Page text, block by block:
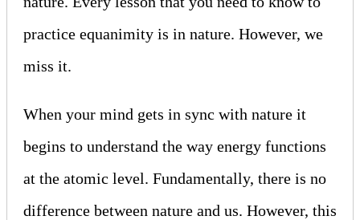
practice equanimity is in nature. However, we
miss it.
When your mind gets in sync with nature it
begins to understand the way energy functions
at the atomic level. Fundamentally, there is no
difference between nature and us. However, this